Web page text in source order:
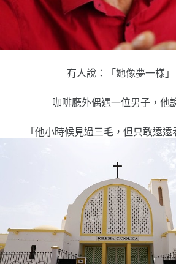
有人說：「她像夢一樣」
咖啡廳外偶遇一位男子，他
「他小時候見過三毛，但只敢遠遠